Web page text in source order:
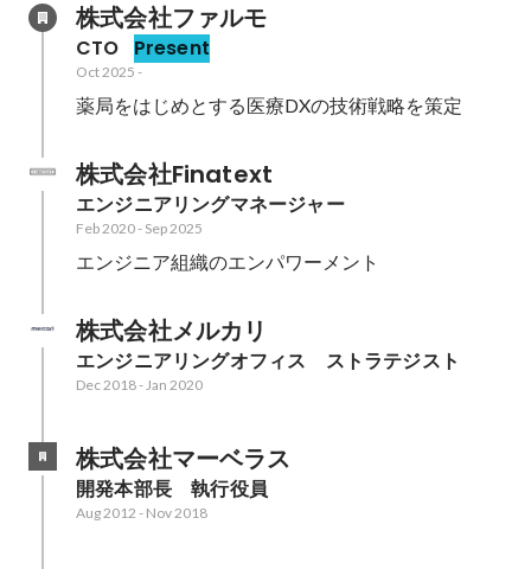
株式会社ファルモ
CTO Present
Oct 2025 -
薬局をはじめとする医療DXの技術戦略を策定
株式会社Finatext
エンジニアリングマネージャー
Feb 2020- Sep 2025
エンジニア組織のエンパワーメント
株式会社メルカリ
エンジニアリングオフィス　ストラテジスト
Dec 2018-Jan 2020
株式会社マーベラス
開発本部長　執行役員
Aug 2012 - Nov 2018